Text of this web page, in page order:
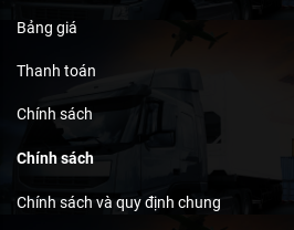
Bảng giá
Thanh toán
Chính sách
Chính sách
Chính sách và quy định chung